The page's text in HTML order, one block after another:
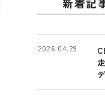
2026.04.29